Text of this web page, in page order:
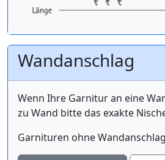
Wandanschlag
Wenn Ihre Garnitur an eine
zu Wand bitte das exakte
Garnituren ohne